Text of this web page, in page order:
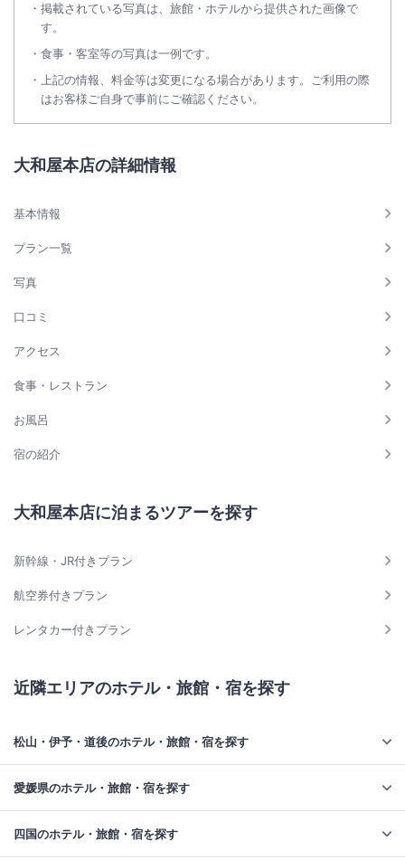
掲載されている写真は、旅館・ホテルから提供された画像で
す。
食事・客室等の写真は一例です。
上記の情報、料金等は変更になる場合があります。ご利用の際
はお客様ご自身で事前にご確認ください。
大和屋本店の詳細情報
基本情報
プラン一覧
写真
口コミ
アクセス
食事・レストラン
お風呂
宿の紹介
大和屋本店に泊まるツアーを探す
新幹線・JR付きプラン
航空券付きプラン
レンタカー付きプラン
近隣エリアのホテル・旅館・宿を探す
松山・伊予・道後のホテル・旅館・宿を探す
愛媛県のホテル・旅館・宿を探す
四国のホテル・旅館・宿を探す